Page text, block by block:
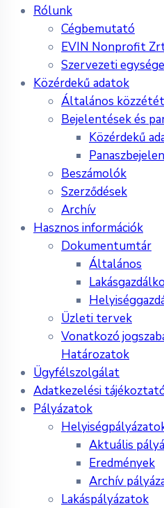
Rólunk
Cégbemutató
EVIN Nonprofit
Szervezeti
Közérdekű adatok
Általános
Bejelentések és
Közérdekű
Beszámolók
Szerződések
Archív
Hasznos információk
Dokumentumtár
Általános
Üzleti tervek
Vonatkozó
Határozatok
Ügyfélszolgálat
Adatkezelési
Pályázatok
Aktuális
Eredmények
Archív
Lakáspályázatok